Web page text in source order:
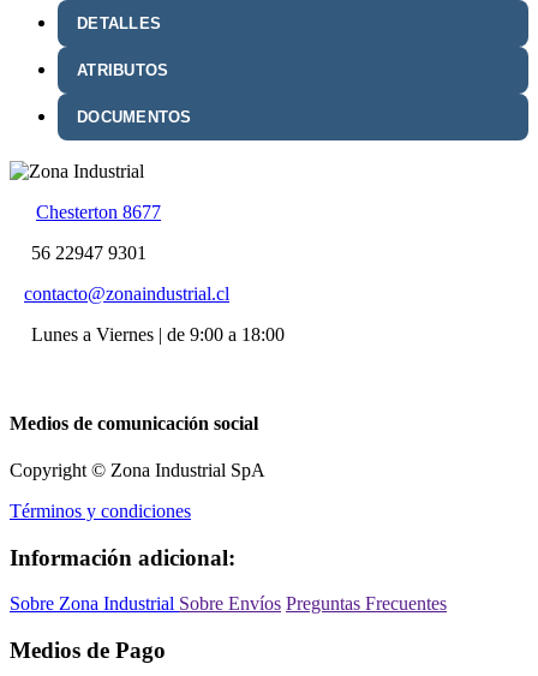
DETALLES
ATRIBUTOS
DOCUMENTOS
Chesterton 8677
56 22947 9301
contacto@zonaindustrial.cl
Lunes a Viernes | de 9:00 a 18:00
Medios de comunicación social
Copyright © Zona Industrial SpA
Términos y condiciones
Información adicional:
Sobre Zona Industrial Sobre Envíos Preguntas Frecuentes
Medios de Pago